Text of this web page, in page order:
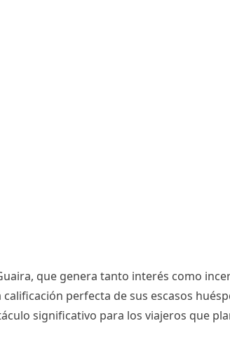
que genera tanto interés como
perfecta de sus escasos
significativo para los viajeros que